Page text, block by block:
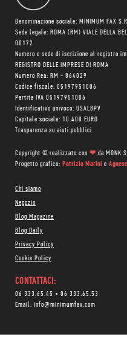
Denominazione sociale: MINIMUM FAX
Sede legale: ROMA (RM) VIALE DELLA
00172
Numero e sede di iscrizione al registro
REGISTRO DELLE IMPRESE DI ROMA
Numero Rea: RM - 864029
Codice fiscale: 05197951006
Partita IVA 05197951006
Identificativo univoco: USAL8PV
Capitale sociale: 10.400 EURO
Trasparenza su aiuti pubblici
Copyright © realizzato con ❤ da MONK
Progetto grafico: Patrizio Marini e
Chi siamo
Negozio
Blog Magazine
Blog Daily
Privacy Policy
Cookie Policy
CONTATTACI:
06 333.65.45 • 06 333.65.53
Email: info@minimumfax.com